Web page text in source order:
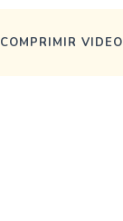
COMPRIMIR VIDEO